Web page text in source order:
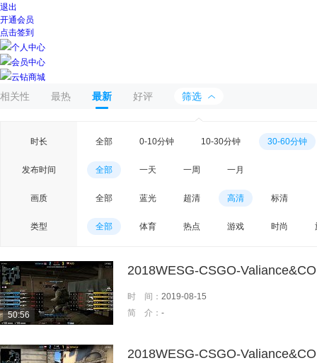
退出
开通会员
点击签到
个人中心
会员中心
云钻商城
相关性 最热 最新 好评 筛选
时长 全部 0-10分钟 10-30分钟 30-60分钟
发布时间 全部 一天 一周 一月
画质 全部 蓝光 超清 高清 标清
类型 全部 体育 热点 游戏 时尚
50:56
2018WESG-CSGO-
时 间： 2019-08-15
简 介： -
2018WESG-CSGO-